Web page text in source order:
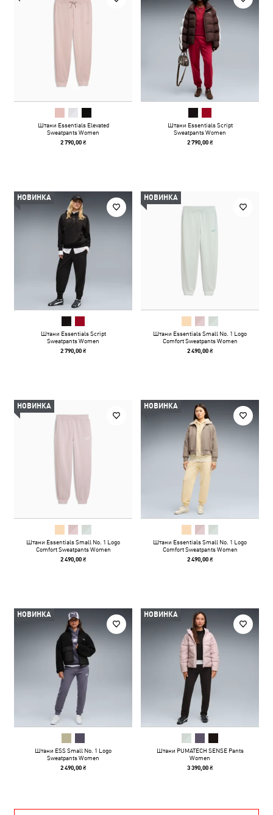
Штани Essentials Elevated
Sweatpants Women
2 790,00 ₴
Штани Essentials Script
Sweatpants Women
2 790,00 ₴
НОВИНКА
Штани Essentials Script
Sweatpants Women
2 790,00 ₴
НОВИНКА
Штани Essentials Small No. 1 Logo
Comfort Sweatpants Women
2 490,00 ₴
НОВИНКА
Штани Essentials Small No. 1 Logo
Comfort Sweatpants Women
2 490,00 ₴
НОВИНКА
Штани Essentials Small No. 1 Logo
Comfort Sweatpants Women
2 490,00 ₴
НОВИНКА
Штани ESS Small No. 1 Logo
Sweatpants Women
2 490,00 ₴
НОВИНКА
Штани PUMATECH SENSE Pants
Women
3 390,00 ₴